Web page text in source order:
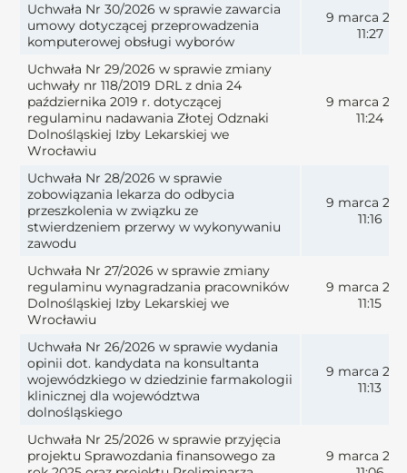
Uchwała Nr 30/2026 w sprawie zawarcia
umowy dotyczącej przeprowadzenia
komputerowej obsługi wyborów
9 marca
11:27
Uchwała Nr 29/2026 w sprawie zmiany
uchwały nr 118/2019 DRL z dnia 24
października 2019 r. dotyczącej
regulaminu nadawania Złotej Odznaki
Dolnośląskiej Izby Lekarskiej we
Wrocławiu
9 marca
11:24
Uchwała Nr 28/2026 w sprawie
zobowiązania lekarza do odbycia
przeszkolenia w związku ze
stwierdzeniem przerwy w wykonywaniu
zawodu
9 marca
11:16
Uchwała Nr 27/2026 w sprawie zmiany
regulaminu wynagradzania pracowników
Dolnośląskiej Izby Lekarskiej we
Wrocławiu
9 marca
11:15
Uchwała Nr 26/2026 w sprawie wydania
opinii dot. kandydata na konsultanta
wojewódzkiego w dziedzinie farmakologii
klinicznej dla województwa
dolnośląskiego
9 marca
11:13
Uchwała Nr 25/2026 w sprawie przyjęcia
projektu Sprawozdania finansowego za
9 marca